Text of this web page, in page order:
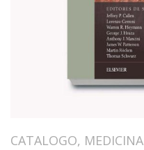
CATALOGO, MEDICINA